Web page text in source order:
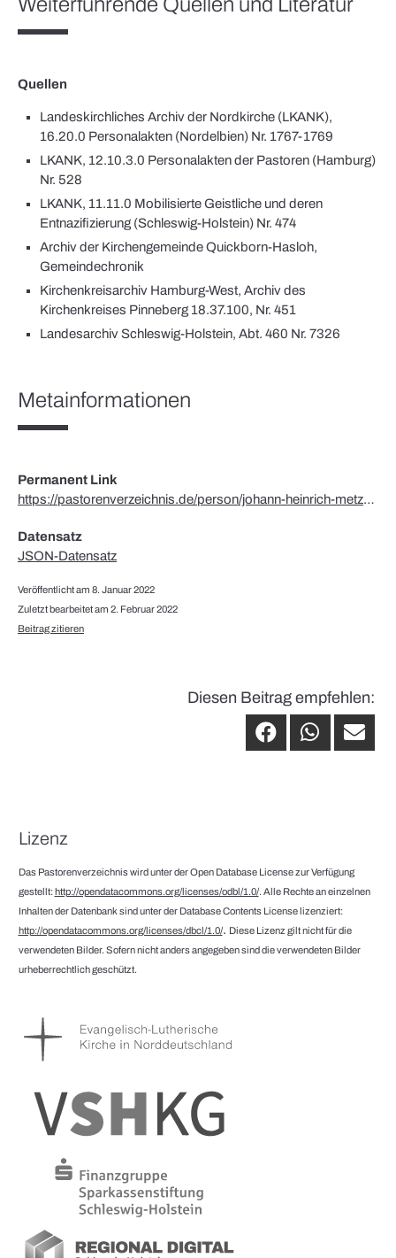
Quellen
Landeskirchliches Archiv der Nordkirche (LKANK),
16.20.0 Personalakten (Nordelbien) Nr. 1767-1769
LKANK, 12.10.3.0 Personalakten der Pastoren (Hamburg)
Nr. 528
LKANK, 11.11.0 Mobilisierte Geistliche und deren
Entnazifizierung (Schleswig-Holstein) Nr. 474
Archiv der Kirchengemeinde Quickborn-Hasloh,
Gemeindechronik
Kirchenkreisarchiv Hamburg-West, Archiv des
Kirchenkreises Pinneberg 18.37.100, Nr. 451
Landesarchiv Schleswig-Holstein, Abt. 460 Nr. 7326
Metainformationen
Permanent Link
https://pastorenverzeichnis.de/person/johann-heinrich-metzendorf/
Datensatz
JSON-Datensatz
Veröffentlicht am 8. Januar 2022
Zuletzt bearbeitet am 2. Februar 2022
Beitrag zitieren
Diesen Beitrag empfehlen:
Lizenz
Das Pastorenverzeichnis wird unter der Open Database License zur Verfügung
gestellt:http://opendatacommons.org/licenses/odbl/1.0/. Alle Rechte an einzelnen
Inhalten der Datenbank sind unter der Database Contents License lizenziert:
http://opendatacommons.org/licenses/dbcl/1.0/. Diese Lizenz gilt nicht für die
verwendeten Bilder. Sofern nicht anders angegeben sind die verwendeten Bilder
urheberrechtlich geschützt.